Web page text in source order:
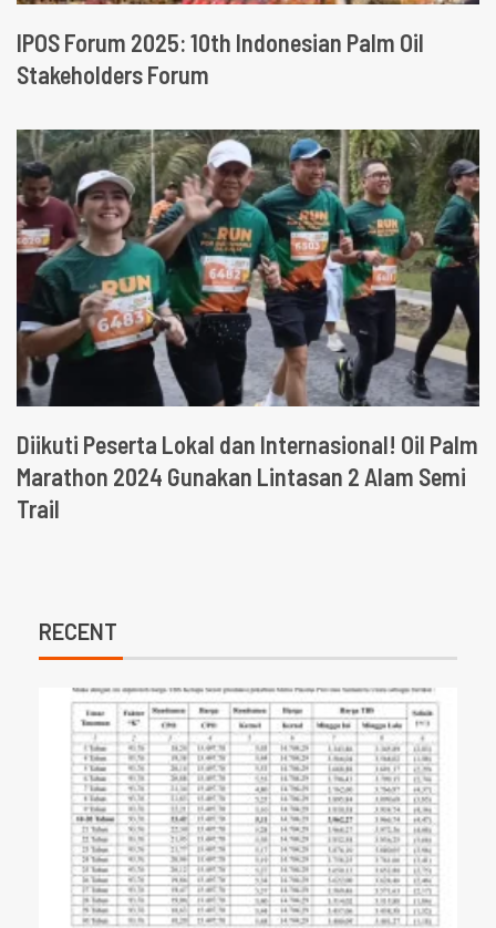
IPOS Forum 2025: 10th Indonesian Palm Oil
Stakeholders Forum
Diikuti Peserta Lokal dan Internasional! Oil Palm
Marathon 2024 Gunakan Lintasan 2 Alam Semi
Trail
RECENT